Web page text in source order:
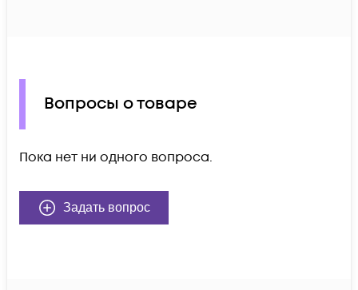
Вопросы о товаре
Пока нет ни одного вопроса.
Задать вопрос